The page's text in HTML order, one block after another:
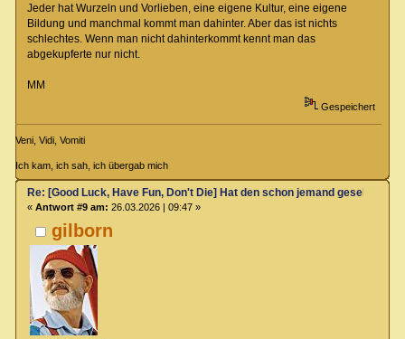
Jeder hat Wurzeln und Vorlieben, eine eigene Kultur, eine eigene
Bildung und manchmal kommt man dahinter. Aber das ist nichts
schlechtes. Wenn man nicht dahinterkommt kennt man das
abgekupferte nur nicht.
MM
Gespeichert
Veni, Vidi, Vomiti
Ich kam, ich sah, ich übergab mich
gilborn
Re: [Good Luck, Have Fun, Don't Die] Hat den schon jemand gesehen?
« Antwort #9 am: 26.03.2026 | 09:47 »